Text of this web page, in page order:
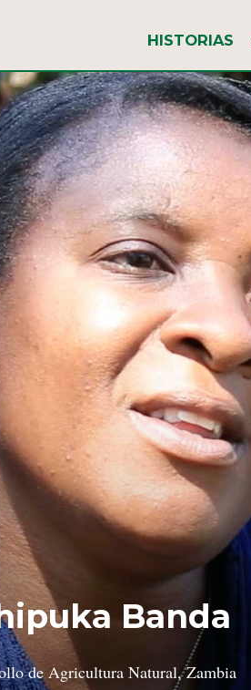
HISTORIAS
Banda
de Agricultura Natural, Zambia